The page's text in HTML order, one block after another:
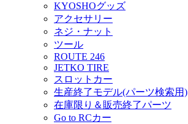
KYOSHOグッズ
アクセサリー
ネジ・ナット
ツール
ROUTE 246
JETKO TIRE
スロットカー
生産終了モデル(パーツ検索用)
在庫限り＆販売終了パーツ
Go to RCカー